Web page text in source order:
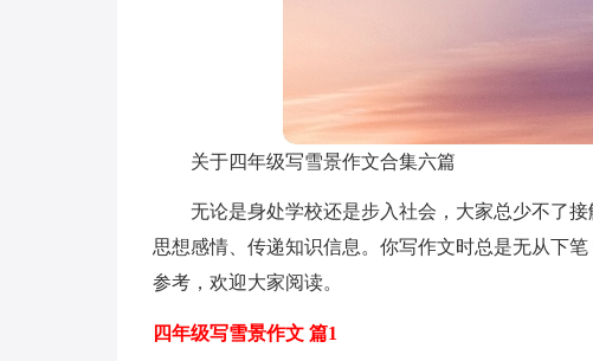
关于四年级写雪景作文合集六篇
无论是身处学校还是步入社会，大家总少不了
思想感情、传递知识信息。你写作文时总是无从下
参考，欢迎大家阅读。
四年级写雪景作文 篇1